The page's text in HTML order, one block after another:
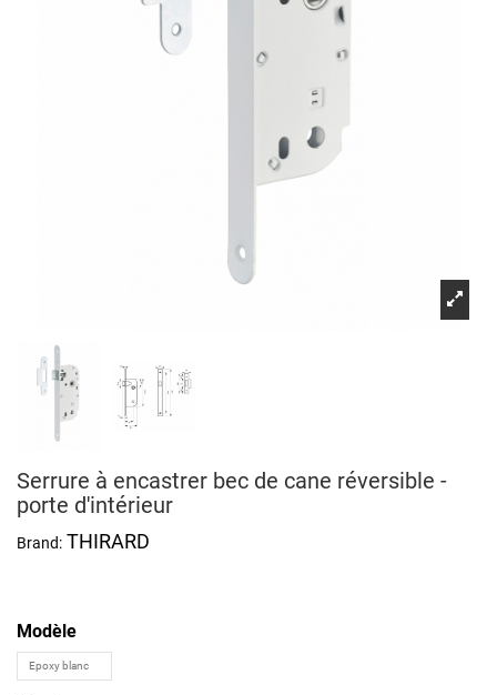
Serrure à encastrer bec de cane réversible -
porte d'intérieur
Brand: THIRARD
Modèle